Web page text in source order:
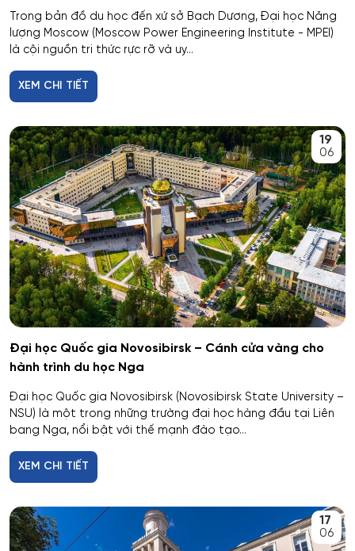
Cơ nhiệt máy bay và vũ trụ
Cơ sở hạ tầng nhà ở và xã hội
Cơ điện tử và Robotics
Cấp nước và xử lý nước thải đô thị - công nghiệp
Di truyền học
Diễn xuất
Du lịch
Du lịch nghỉ dưỡng và hoạt động giải trí
Dược công nghiệp
Giám định tư pháp
Trong bản đồ du học đến xứ sở Bạch Dương, Đại học Năng
lượng Moscow (Moscow Power Engineering Institute - MPEI)
là cội nguồn tri thức rực rỡ và uy...
XEM CHI TIẾT
19
06
Đại học Quốc gia Novosibirsk – Cánh cửa vàng cho
hành trình du học Nga
Đại học Quốc gia Novosibirsk (Novosibirsk State University –
NSU) là một trong những trường đại học hàng đầu tại Liên
bang Nga, nổi bật với thế mạnh đào tạo...
XEM CHI TIẾT
17
06